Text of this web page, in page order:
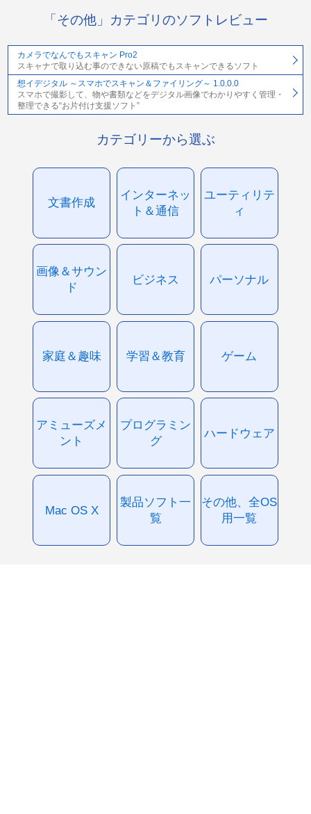
「その他」カテゴリのソフトレビュー
カメラでなんでもスキャン Pro2
スキャナで取り込む事のできない原稿でもスキャンできるソフト
想イデジタル ～スマホでスキャン＆ファイリング～ 1.0.0.0
スマホで撮影して、物や書類などをデジタル画像でわかりやすく管理・
整理できる“お片付け支援ソフト”
カテゴリーから選ぶ
文書作成
インターネッ
ト＆通信
ユーティリテ
ィ
画像＆サウン
ド
ビジネス パーソナル
家庭＆趣味 学習＆教育 ゲーム
アミューズメ
ント
プログラミン
グ
ハードウェア
Mac OS X
製品ソフト一
覧
その他、全OS
用一覧